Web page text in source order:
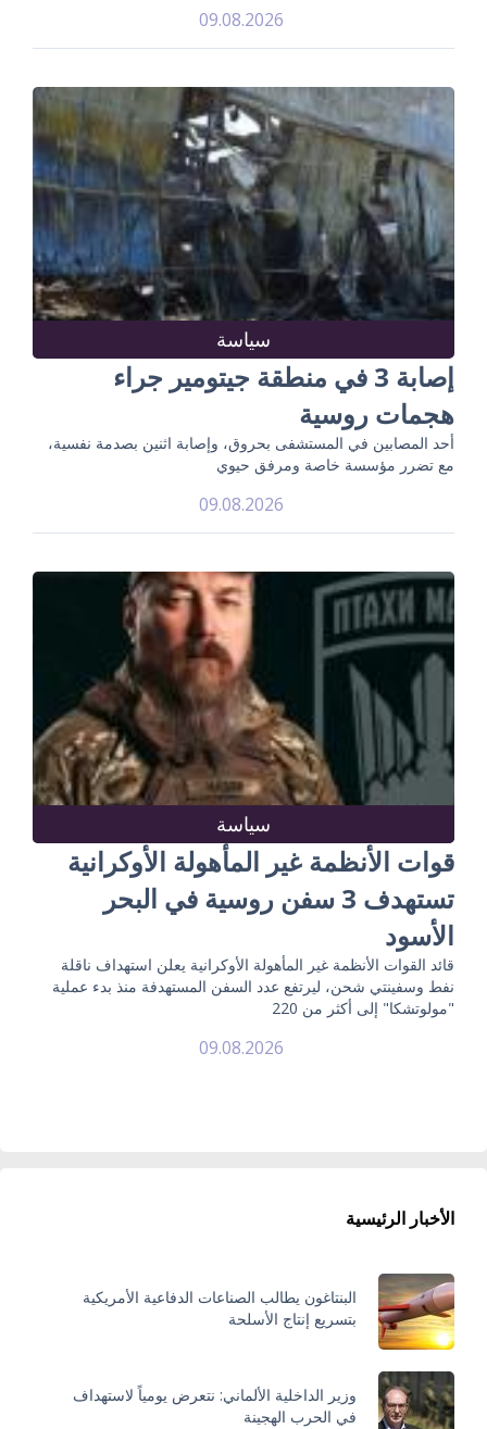
09.08.2026
سياسة
إصابة 3 في منطقة جيتومير جراء
هجمات روسية
أحد المصابين في المستشفى بحروق، وإصابة اثنين بصدمة نفسية،
مع تضرر مؤسسة خاصة ومرفق حيوي
09.08.2026
سياسة
قوات الأنظمة غير المأهولة الأوكرانية
تستهدف 3 سفن روسية في البحر
الأسود
قائد القوات الأنظمة غير المأهولة الأوكرانية يعلن استهداف ناقلة
نفط وسفينتي شحن، ليرتفع عدد السفن المستهدفة منذ بدء عملية
"مولوتشكا" إلى أكثر من 220
09.08.2026
الأخبار الرئيسية
البنتاغون يطالب الصناعات الدفاعية الأمريكية
بتسريع إنتاج الأسلحة
وزير الداخلية الألماني: نتعرض يومياً لاستهداف
في الحرب الهجينة